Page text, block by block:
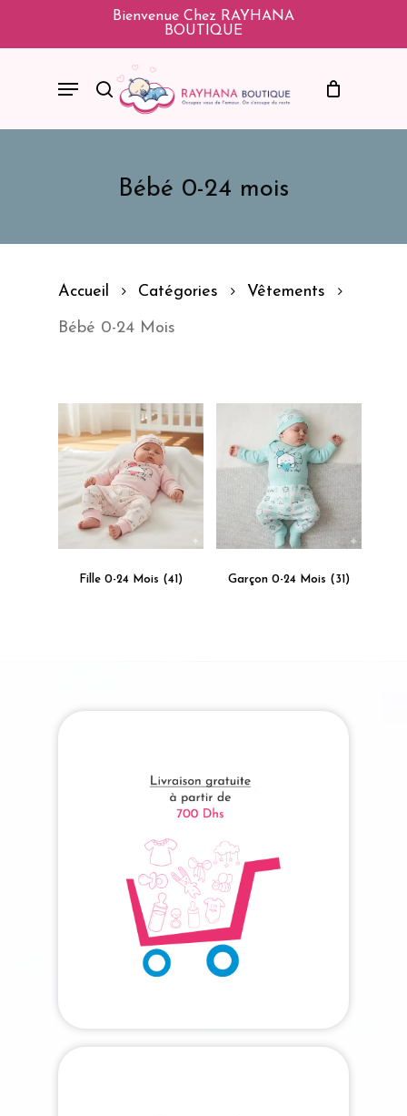
Bienvenue Chez RAYHANA
BOUTIQUE
Search
Menu
Bébé 0-24 mois
Accueil Catégories Vêtements
Bébé 0-24 Mois
Fille 0-24 Mois (41) Garçon 0-24 Mois (31)